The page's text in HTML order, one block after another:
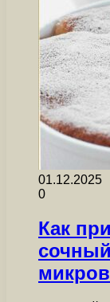
01.12.2025
0
Как